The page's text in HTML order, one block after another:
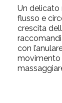
Un delicato
flusso e
crescita
con
movimento